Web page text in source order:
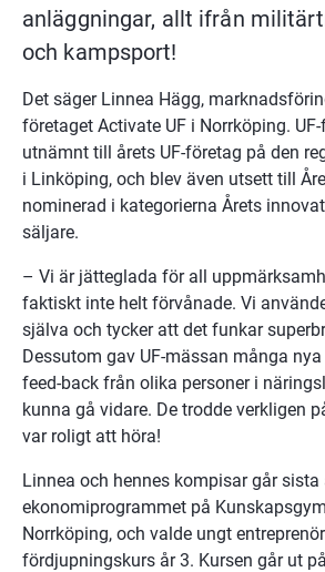
anläggningar, allt ifrån
och kampsport!
Det säger Linnea Hägg,
företaget Activate UF i Norrköping.
utnämnt till årets UF-företag på den
i Linköping, och blev även utsett till
nominerad i kategorierna Årets
säljare.
– Vi är jätteglada för all
faktiskt inte helt förvånade. Vi
själva och tycker att det funkar
Dessutom gav UF-mässan många
feed-back från olika personer i
kunna gå vidare. De trodde verkligen
var roligt att höra!
Linnea och hennes kompisar går sista
ekonomiprogrammet på
Norrköping, och valde ungt
fördjupningskurs år 3. Kursen går ut